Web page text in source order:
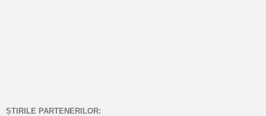
ȘTIRILE PARTENERILOR: